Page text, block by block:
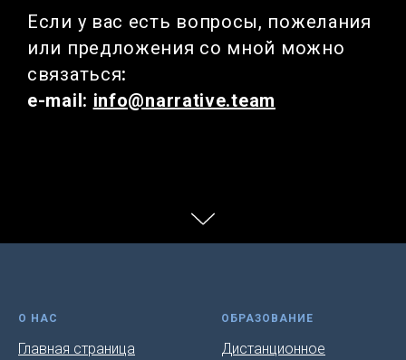
Если у вас есть вопросы, пожелания
или предложения со мной можно
связаться:
e-mail: info@narrative.team
О НАС
Главная страница
ОБРАЗОВАНИЕ
Дистанционное